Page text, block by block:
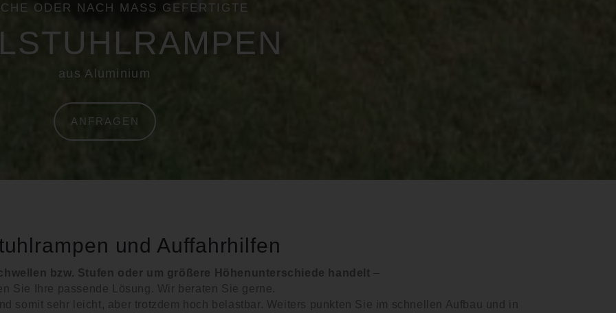
ODER NACH MASS GEFERTIGTE
aus Aluminium
ANFRAGEN
und Auffahrhilfen
bzw. Stufen oder um größere Höhenunterschiede handelt –
Sie Ihre passende Lösung. Wir beraten Sie gerne.
somit sehr leicht, aber trotzdem hoch belastbar. Weiters punkten Sie im schnellen Aufbau und in